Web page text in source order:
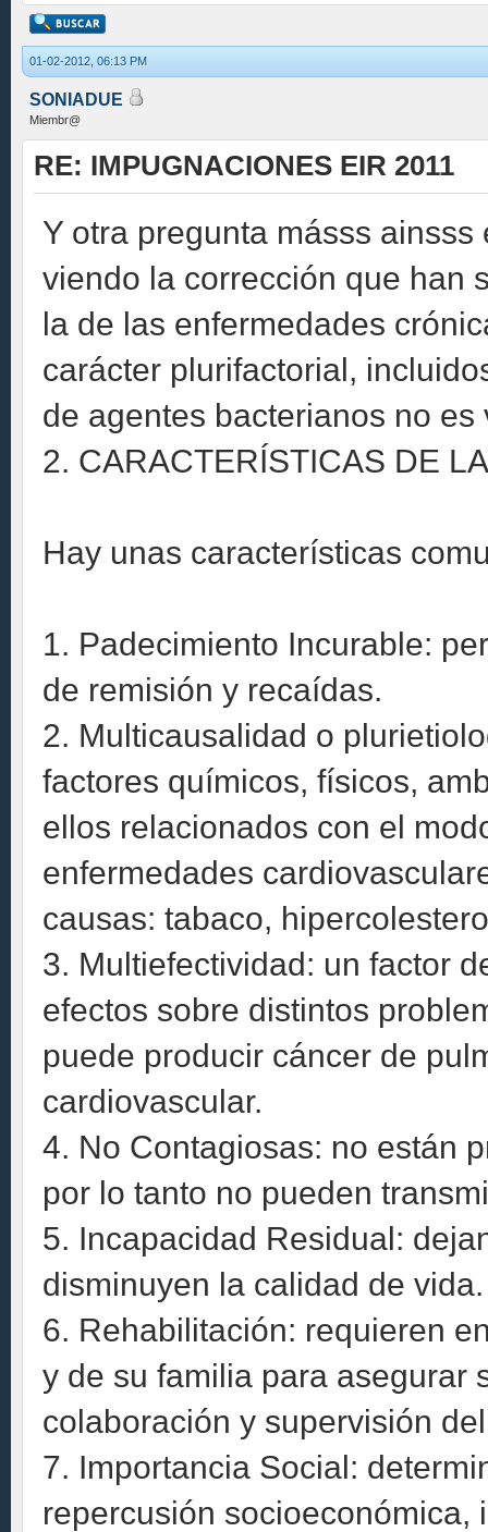
01-02-2012, 06:13 PM
SONIADUE
Miembr@
RE: IMPUGNACIONES EIR 2011
Y otra pregunta másss
viendo la corrección que han
la de las enfermedades
carácter plurifactorial,
de agentes bacterianos no
2. CARACTERÍSTICAS DE
Hay unas características
1. Padecimiento Incurable:
de remisión y recaídas.
2. Multicausalidad o
factores químicos, físicos,
ellos relacionados con el
enfermedades
causas: tabaco,
3. Multiefectividad: un factor
efectos sobre distintos
puede producir cáncer de
cardiovascular.
4. No Contagiosas: no están
por lo tanto no pueden
5. Incapacidad Residual:
disminuyen la calidad de vida.
6. Rehabilitación: requieren
y de su familia para asegurar
colaboración y supervisión
7. Importancia Social:
repercusión